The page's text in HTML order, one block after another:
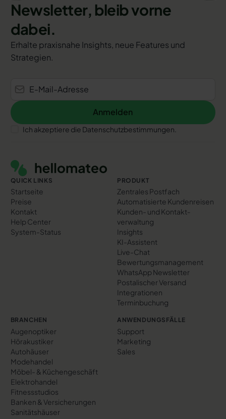
Newsletter, bleib vorne
dabei.
Erhalte praxisnahe Insights, neue Features und
Strategien.
Anmelden
Anmelden
Ich akzeptiere die Datenschutzbestimmungen.
QUICK LINKS
Startseite
Preise
Kontakt
Help Center
System-Status
PRODUKT
Zentrales Postfach
Automatisierte Kundenreisen
Kunden- und Kontakt­
verwaltung
Insights
KI-Assistent
Live-Chat
Bewertungs­management
WhatsApp Newsletter
Postalischer Versand
Integrationen
Terminbuchung
BRANCHEN
Augenoptiker
Hörakustiker
Autohäuser
Modehandel
Möbel- & Küchengeschäft
Elektrohandel
Fitnessstudios
Banken & Versicherungen
Sanitätshäuser
ANWENDUNGSFÄLLE
Support
Marketing
Sales